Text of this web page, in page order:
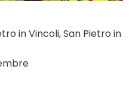
in Vincoli, San Pietro in